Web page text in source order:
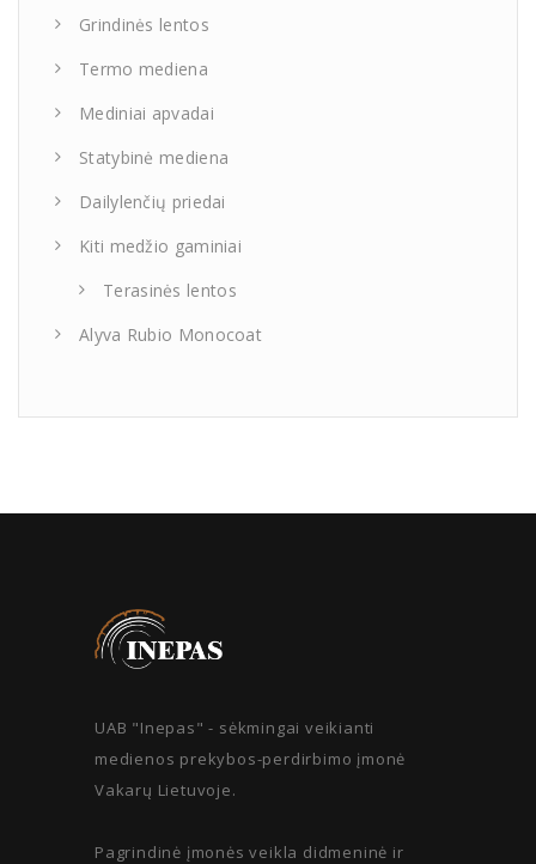
Grindinės lentos
Termo mediena
Mediniai apvadai
Statybinė mediena
Dailylenčių priedai
Kiti medžio gaminiai
Terasinės lentos
Alyva Rubio Monocoat
UAB "Inepas" - sėkmingai veikianti
medienos prekybos-perdirbimo įmonė
Vakarų Lietuvoje.
Pagrindinė įmonės veikla didmeninė ir